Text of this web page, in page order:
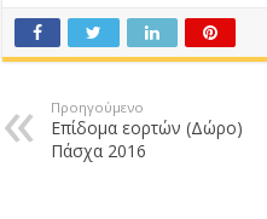
Προηγούμενο
Επίδομα εορτών (Δώρο)
Πάσχα 2016